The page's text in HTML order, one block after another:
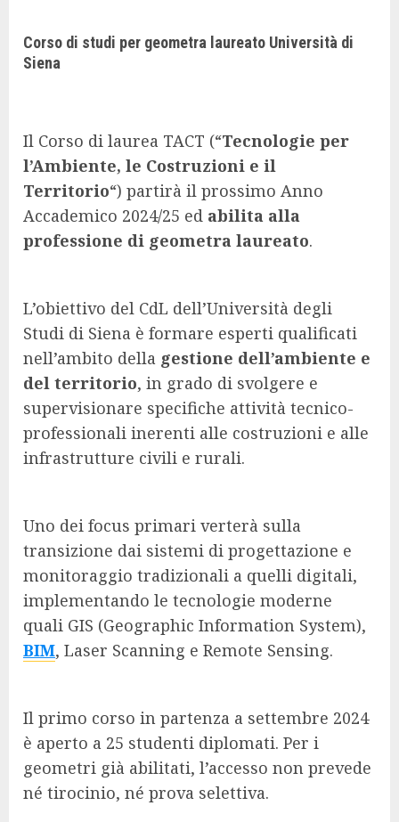
Corso di studi per geometra laureato Università di
Siena
Il Corso di laurea TACT (“Tecnologie per
l’Ambiente, le Costruzioni e il
Territorio“) partirà il prossimo Anno
Accademico 2024/25 ed abilita alla
professione di geometra laureato.
L’obiettivo del CdL dell’Università degli
Studi di Siena è formare esperti qualificati
nell’ambito della gestione dell’ambiente e
del territorio, in grado di svolgere e
supervisionare specifiche attività tecnico-
professionali inerenti alle costruzioni e alle
infrastrutture civili e rurali.
Uno dei focus primari verterà sulla
transizione dai sistemi di progettazione e
monitoraggio tradizionali a quelli digitali,
implementando le tecnologie moderne
quali GIS (Geographic Information System),
BIM, Laser Scanning e Remote Sensing.
Il primo corso in partenza a settembre 2024
è aperto a 25 studenti diplomati. Per i
geometri già abilitati, l’accesso non prevede
né tirocinio, né prova selettiva.